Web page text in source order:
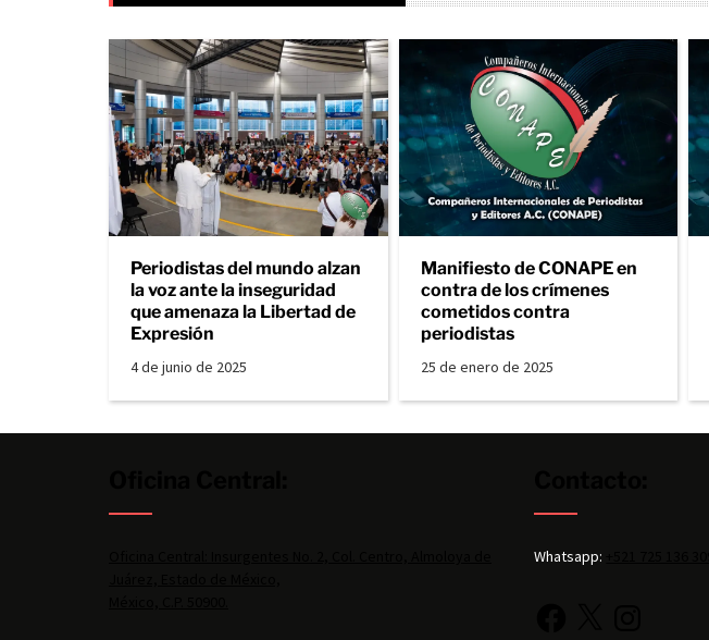
Periodistas del mundo alzan
la voz ante la inseguridad
que amenaza la Libertad de
Expresión
4 de junio de 2025
Manifiesto de CONAPE en
contra de los crímenes
cometidos contra
periodistas
25 de enero de 2025
Whatsapp: